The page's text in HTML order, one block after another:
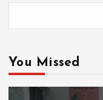
You Missed